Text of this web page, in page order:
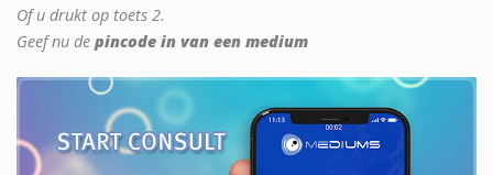
Of u drukt op toets 2.
Geef nu de pincode in van een medium